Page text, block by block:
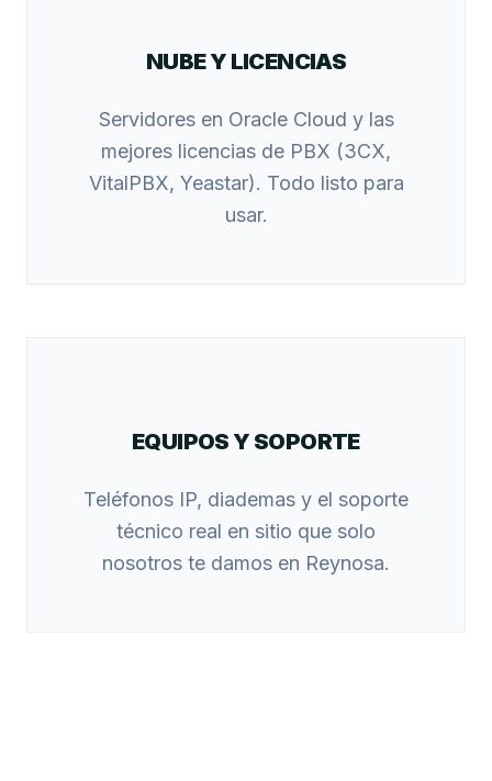
NUBE Y LICENCIAS
Servidores en Oracle Cloud y las
mejores licencias de PBX (3CX,
VitalPBX, Yeastar). Todo listo para
usar.
EQUIPOS Y SOPORTE
Teléfonos IP, diademas y el soporte
técnico real en sitio que solo
nosotros te damos en Reynosa.